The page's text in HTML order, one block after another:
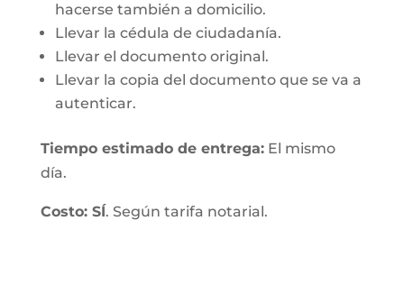
hacerse también a domicilio.
Llevar la cédula de ciudadanía.
Llevar el documento original.
Llevar la copia del documento que se va a
autenticar.
Tiempo estimado de entrega:El mismo
día.
Costo: SÍ. Según tarifa notarial.